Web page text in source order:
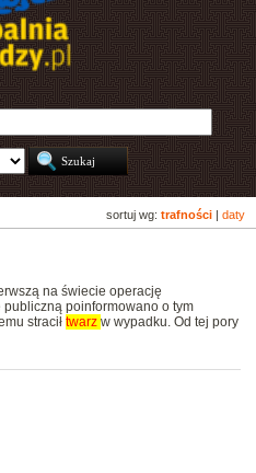
sortuj wg: trafności daty
na świecie operację
publiczną poinformowano o tym
stracił twarz w wypadku. Od tej pory